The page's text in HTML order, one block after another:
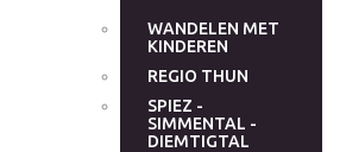
WANDELEN MET
KINDEREN
REGIO THUN
SPIEZ -
SIMMENTAL -
DIEMTIGTAL